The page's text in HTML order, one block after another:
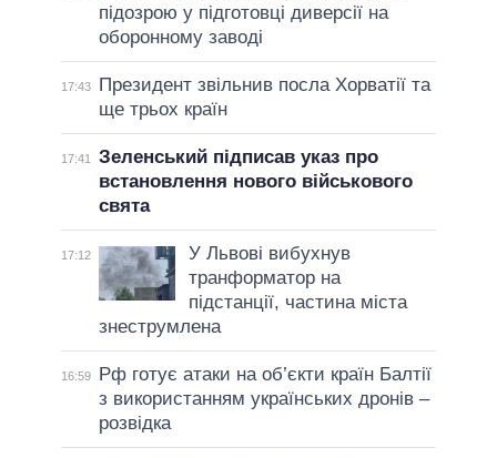
підозрою у підготовці диверсії на
оборонному заводі
17:43
Президент звільнив посла Хорватії та
ще трьох країн
17:41
Зеленський підписав указ про
встановлення нового військового
свята
17:12
У Львові вибухнув
транформатор на
підстанції, частина міста
знеструмлена
16:59
Рф готує атаки на об’єкти країн Балтії
з використанням українських дронів –
розвідка